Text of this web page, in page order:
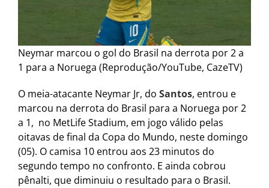
Neymar marcou o gol do Brasil na derrota por 2 a
1 para a Noruega (Reprodução/YouTube, CazeTV)
O meia-atacante Neymar Jr, do Santos, entrou e
marcou na derrota do Brasil para a Noruega por 2
a 1, no MetLife Stadium, em jogo válido pelas
oitavas de final da Copa do Mundo, neste domingo
(05). O camisa 10 entrou aos 23 minutos do
segundo tempo no confronto. E ainda cobrou
pênalti, que diminuiu o resultado para o Brasil.